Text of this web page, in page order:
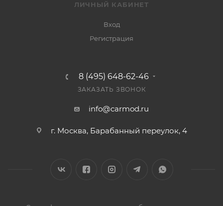
ЛИЧНЫЙ КАБИНЕТ
Вход
Регистрация
8 (495) 648-62-46
ЗАКАЗАТЬ ЗВОНОК
info@carmod.ru
г. Москва, Барабанный переулок, 4